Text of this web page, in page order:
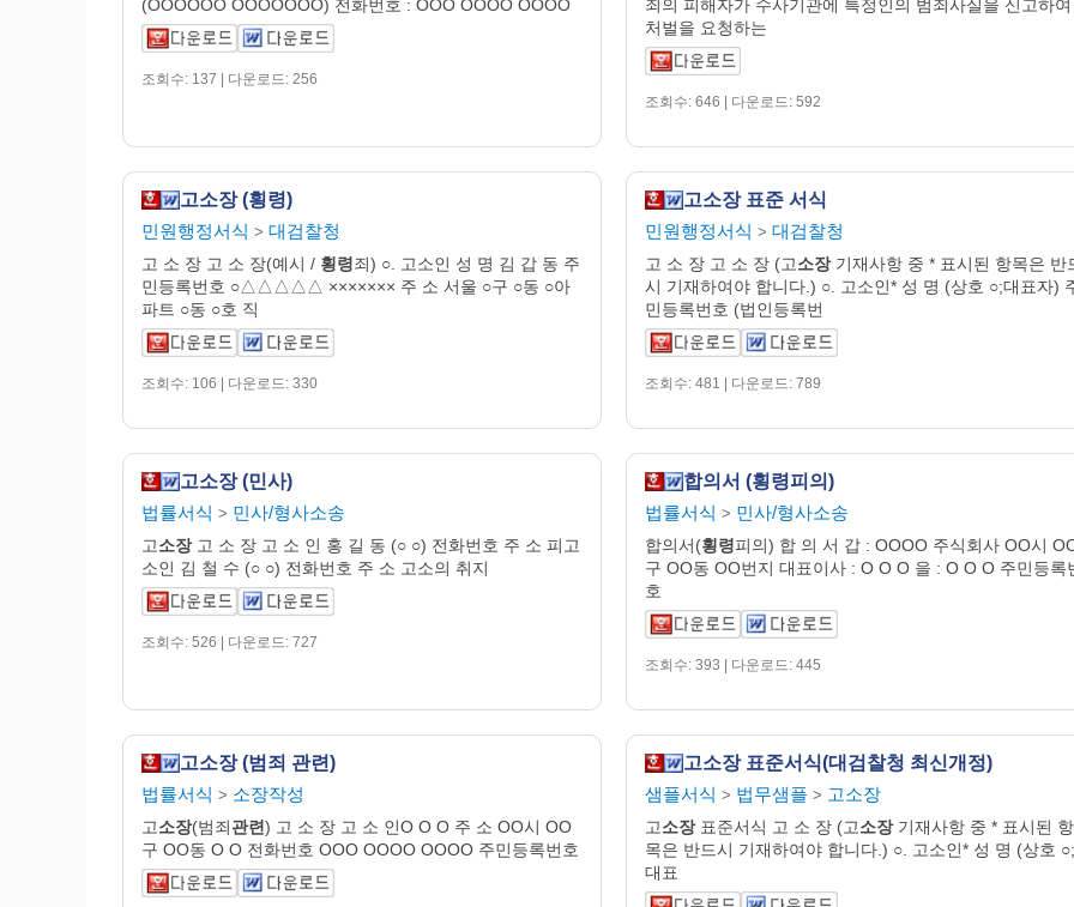
(OOOOOO OOOOOOO) 전화번호 : OOO OOOO OOOO
조회수: 137 | 다운로드: 256
죄의 피해자가 수사기관에 특정인의 범죄사실을 신고하여
처벌을 요청하는
조회수: 646 | 다운로드: 592
고소장 (횡령)
민원행정서식 > 대검찰청
고 소 장 고 소 장(예시 / 횡령죄) ○. 고소인 성 명 김 갑 동 주
민등록번호 ○△△△△△ ××××××× 주 소 서울 ○구 ○동 ○아
파트 ○동 ○호 직
조회수: 106 | 다운로드: 330
고소장 표준 서식
민원행정서식 > 대검찰청
고 소 장 고 소 장 (고소장기재사항 중 * 표시된 항목은 반
시 기재하여야 합니다.) ○. 고소인* 성 명 (상호 ○;대표자)
민등록번호 (법인등록번
조회수: 481 | 다운로드: 789
고소장 (민사)
법률서식 > 민사/형사소송
고소장고 소 장 고 소 인 홍 길 동 (○ ○) 전화번호 주 소 피고
소인 김 철 수 (○ ○) 전화번호 주 소 고소의 취지
조회수: 526 | 다운로드: 727
합의서 (횡령피의)
법률서식 > 민사/형사소송
합의서(횡령피의) 합 의 서 갑 : OOOO 주식회사 OO시
구 OO동 OO번지 대표이사 : O O O 을 : O O O 주민등록
호
조회수: 393 | 다운로드: 445
고소장 (범죄 관련)
법률서식 > 소장작성
고소장(범죄관련) 고 소 장 고 소 인O O O 주 소 OO시 OO
구 OO동 O O 전화번호 OOO OOOO OOOO 주민등록번호
고소장 표준서식(대검찰청 최신개정)
샘플서식 > 법무샘플 > 고소장
고소장표준서식 고 소 장 (고소장기재사항 중 * 표시된 항
목은 반드시 기재하여야 합니다.) ○. 고소인* 성 명 (상호 ○;
대표